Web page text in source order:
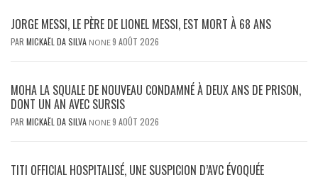
JORGE MESSI, LE PÈRE DE LIONEL MESSI, EST MORT À 68 ANS
PAR MICKAËL DA SILVA NONE9 AOÛT 2026
MOHA LA SQUALE DE NOUVEAU CONDAMNÉ À DEUX ANS DE PRISON,
DONT UN AN AVEC SURSIS
PAR MICKAËL DA SILVA NONE9 AOÛT 2026
TITI OFFICIAL HOSPITALISÉ, UNE SUSPICION D’AVC ÉVOQUÉE